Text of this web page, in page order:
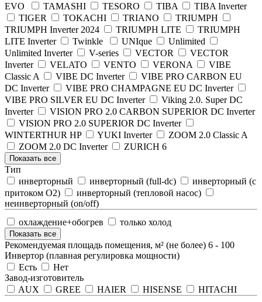
EVO
TAMASHI TESORO TIBA
TIBA Inverter
TIGER
TOKACHI TRIANO
TRIUMPH
TRIUMPH Inverter 2024
TRIUMPH LITE
TRIUMPH
LITE Inverter
Twinkle UNIque
Unlimited
Unlimited Inverter
V-series VECTOR
VECTOR
Inverter
VELATO VENTO VERONA
VIBE
Classic A
VIBE DC Inverter
VIBE PRO CARBON EU
DC Inverter
VIBE PRO CHAMPAGNE EU DC Inverter
VIBE PRO SILVER EU DC Inverter
Viking 2.0. Super DC
Inverter
VISION PRO 2.0 CARBON SUPERIOR DC Inverter
VISION PRO 2.0 SUPERIOR DC Inverter
WINTERTHUR HP
YUKI Inverter
ZOOM 2.0 Classic A
ZOOM 2.0 DC Inverter
ZURICH 6
Показать все
Тип
инверторный
инверторный (full-dc)
инверторный (с
притоком О2)
инверторный (тепловой насос)
неинверторный (on/off)
охлаждение+обогрев
только холод
Показать все
Рекомендуемая площадь помещения, м² (не более) 6 - 100
Инвертор (плавная регулировка мощности)
Есть
Нет
Завод-изготовитель
AUX
GREE HAIER HISENSE
HITACHI